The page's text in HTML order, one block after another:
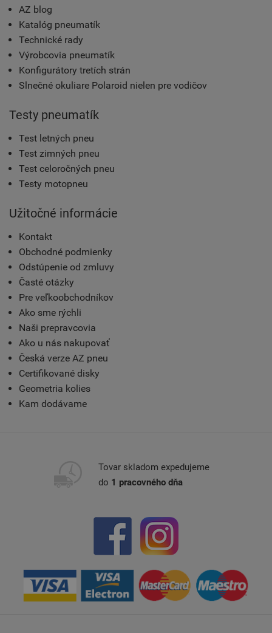
AZ blog
Katalóg pneumatík
Technické rady
Výrobcovia pneumatík
Konfigurátory tretích strán
Slnečné okuliare Polaroid nielen pre vodičov
Testy pneumatík
Test letných pneu
Test zimných pneu
Test celoročných pneu
Testy motopneu
Užitočné informácie
Kontakt
Obchodné podmienky
Odstúpenie od zmluvy
Časté otázky
Pre veľkoobchodníkov
Ako sme rýchli
Naši prepravcovia
Ako u nás nakupovať
Česká verze AZ pneu
Certifikované disky
Geometria kolies
Kam dodávame
Tovar skladom expedujeme
do 1 pracovného dňa